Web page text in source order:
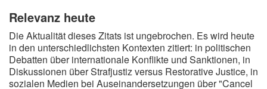
Relevanz heute
Die Aktualität dieses Zitats ist ungebrochen. Es wird heute
in den unterschiedlichsten Kontexten zitiert: in politischen
Debatten über internationale Konflikte und Sanktionen, in
Diskussionen über Strafjustiz versus Restorative Justice, in
sozialen Medien bei Auseinandersetzungen über "Cancel